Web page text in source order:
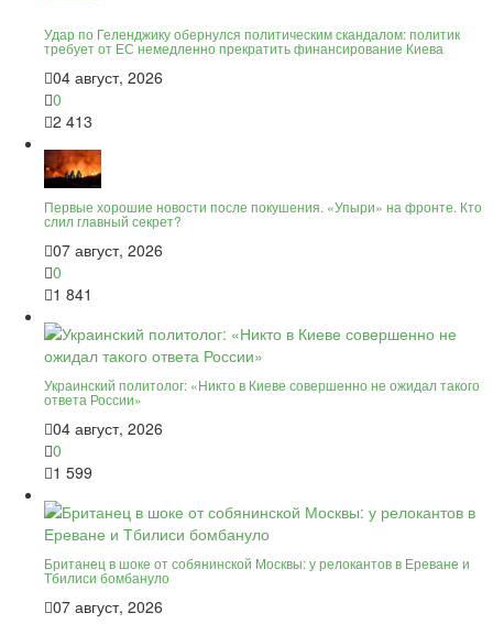
Удар по Геленджику обернулся политическим скандалом: политик
требует от ЕС немедленно прекратить финансирование Киева
04 август, 2026
0
2 413
Первые хорошие новости после покушения. «Упыри» на фронте. Кто
слил главный секрет?
07 август, 2026
0
1 841
Украинский политолог: «Никто в Киеве совершенно не ожидал такого
ответа России»
04 август, 2026
0
1 599
Британец в шоке от собянинской Москвы: у релокантов в Ереване и
Тбилиси бомбануло
07 август, 2026